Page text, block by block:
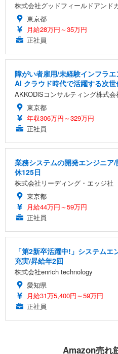
株式会社グッドフィールドアンド
東京都
月給28万円～35万円
正社員
障がい者雇用/未経験インフラ
AI クラウド時代で活躍する次
AKKODiSコンサルティング株式会
東京都
年収306万円～329万円
正社員
業務システムの開発エンジニア
休125日
株式会社リーディング・エッジ社
東京都
月給44万円～59万円
正社員
「第2新卒活躍中!」システム
充実/昇給年2回
株式会社enrich technology
愛知県
月給31万5,400円～59万円
正社員
Amazon売れ